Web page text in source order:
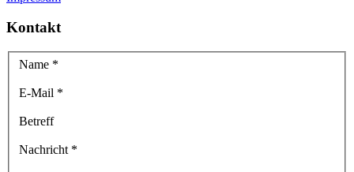
Kontakt
Name *
E-Mail *
Betreff
Nachricht *